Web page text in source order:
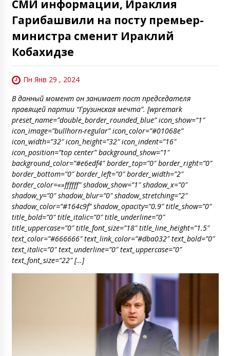
СМИ информации, Ираклия
Гарибашвили на посту премьер-
министра сменит Ираклий
Кобахидзе
Пн Янв 29 , 2024
В данный момент он занимает пост председателя
правящей партии “Грузинская мечта”. [wpremark
preset_name=”double_border_rounded_blue” icon_show=”1″
icon_image=”bullhorn-regular” icon_color=”#01068e”
icon_width=”32″ icon_height=”32″ icon_indent=”16″
icon_position=”top center” background_show=”1″
background_color=”#e6edf4″ border_top=”0″ border_right=”0″
border_bottom=”0″ border_left=”0″ border_width=”2″
border_color=«»ffffff” shadow_show=”1″ shadow_x=”0″
shadow_y=”0″ shadow_blur=”0″ shadow_stretching=”2″
shadow_color=”#164c9f” shadow_opacity=”0.9″ title_show=”0″
title_bold=”0″ title_italic=”0″ title_underline=”0″
title_uppercase=”0″ title_font_size=”18″ title_line_height=”1.5″
text_color=”#666666″ text_link_color=”#dba032″ text_bold=”0″
text_italic=”0″ text_underline=”0″ text_uppercase=”0″
text_font_size=”22″ […]